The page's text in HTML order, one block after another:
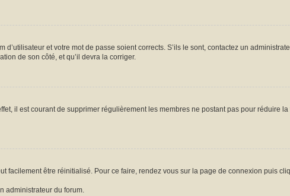
et votre mot de passe soient corrects. S’ils le sont, contactez un
de son côté, et qu’il devra la corriger.
il est courant de supprimer régulièrement les membres ne postant pas pour réduire
facilement être réinitialisé. Pour ce faire, rendez vous sur la page de connexion puis
administrateur du forum.